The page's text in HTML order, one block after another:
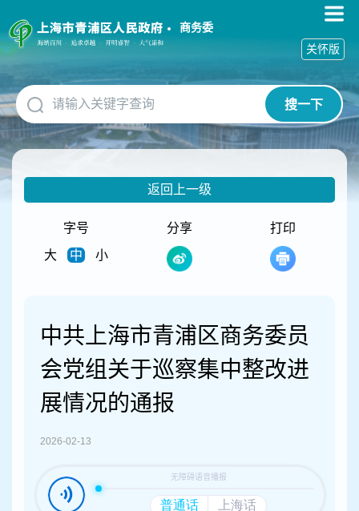
障
碍
作
说
明
跳
到
网
商务委
搜一下
关怀版
返回上一级
字号
大
中 小
分享 打印
中共上海市青浦区商务委员
会党组关于巡察集中整改进
展情况的通报
2026-02-13